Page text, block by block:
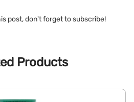
post, don't forget to subscribe!
Products